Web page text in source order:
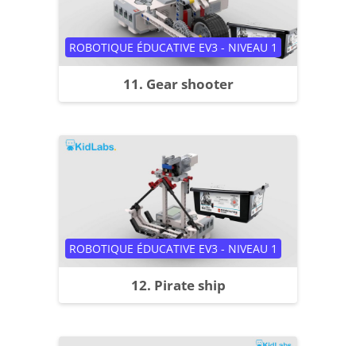
11. Gear shooter
Catégorie de cours
ROBOTIQUE ÉDUCATIVE EV3 - NIVEAU 1
12. Pirate ship
Catégorie de cours
ROBOTIQUE ÉDUCATIVE EV3 - NIVEAU 1